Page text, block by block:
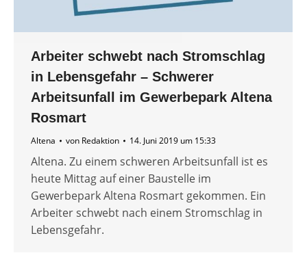
Arbeiter schwebt nach Stromschlag
in Lebensgefahr – Schwerer
Arbeitsunfall im Gewerbepark Altena
Rosmart
Altena von Redaktion 14. Juni 2019 um 15:33
Altena. Zu einem schweren Arbeitsunfall ist es
heute Mittag auf einer Baustelle im
Gewerbepark Altena Rosmart gekommen. Ein
Arbeiter schwebt nach einem Stromschlag in
Lebensgefahr.